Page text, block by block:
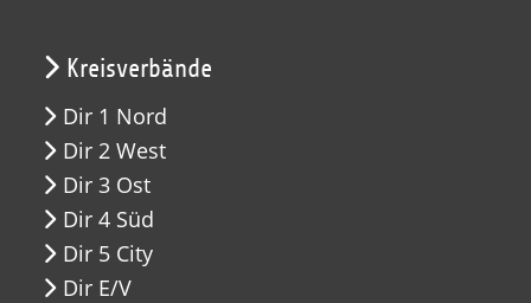
Kreisverbände
Dir 1 Nord
Dir 2 West
Dir 3 Ost
Dir 4 Süd
Dir 5 City
Dir E/V